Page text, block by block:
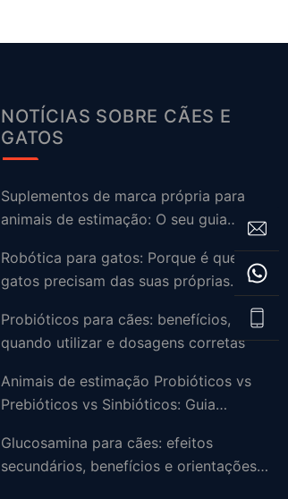
NOTÍCIAS SOBRE CÃES E
GATOS
Suplementos de marca própria para
animais de estimação: O seu guia
Robótica para gatos: Porque é que os
gatos precisam das suas próprias
Probióticos para cães: benefícios,
quando utilizar e dosagens corretas
Animais de estimação Probióticos vs
Prebióticos vs Sinbióticos: Guia
Glucosamina para cães: efeitos
secundários, benefícios e orientações